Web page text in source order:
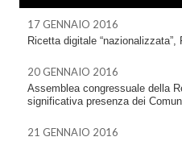
17 GENNAIO 2016
Ricetta digitale
20 GENNAIO 2016
Assemblea congressuale della
significativa presenza dei
21 GENNAIO 2016